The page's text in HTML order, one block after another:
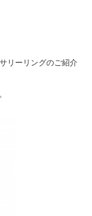
リーリングのご紹介